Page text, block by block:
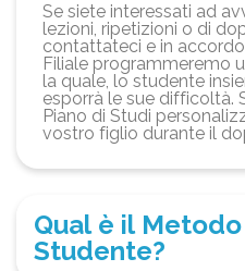
Se siete interessati ad
lezioni, ripetizioni o di
contattateci e in
Filiale programmeremo
la quale, lo studente
esporrà le sue difficoltà.
Piano di Studi
vostro figlio durante il
Qual è il
Studente?